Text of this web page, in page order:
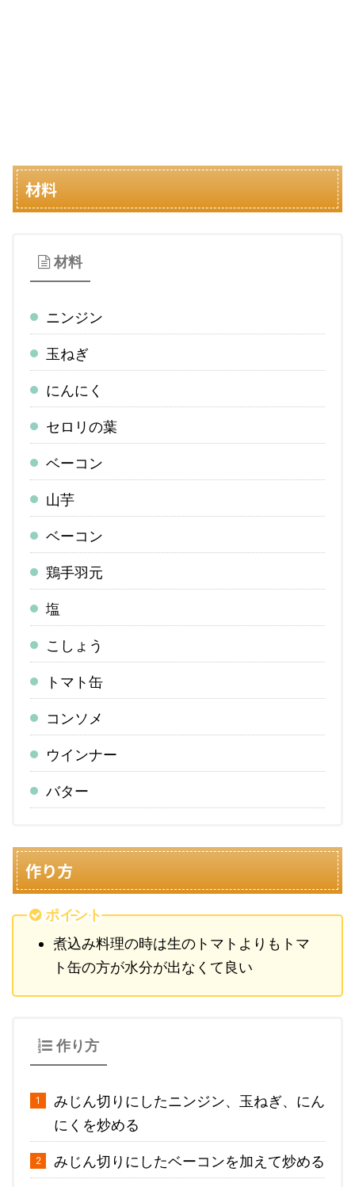
材料
材料
ニンジン
玉ねぎ
にんにく
セロリの葉
ベーコン
山芋
ベーコン
鶏手羽元
塩
こしょう
トマト缶
コンソメ
ウインナー
バター
作り方
ポイント
煮込み料理の時は生のトマトよりもトマ
ト缶の方が水分が出なくて良い
作り方
みじん切りにしたニンジン、玉ねぎ、にん
にくを炒める
みじん切りにしたベーコンを加えて炒める